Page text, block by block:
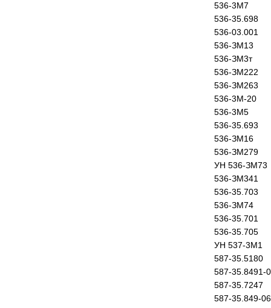
536-3М7
536-35.698
536-03.001
536-ЗМ13
536-ЗМ3т
536-ЗМ222
536-ЗМ263
536-3М-20
536-3М5
536-35.693
536-ЗМ16
536-ЗМ279
УН 536-ЗМ73
536-ЗМ341
536-35.703
536-ЗМ74
536-35.701
536-35.705
УН 537-3М1
587-35.5180
587-35.8491-
587-35.7247
587-35.849-06